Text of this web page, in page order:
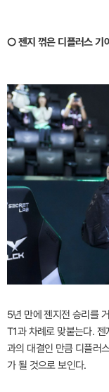
○ 젠지 꺾은 디플러스 기
5년 만에 젠지전 승리를
T1과 차례로 맞붙는다.
과의 대결인 만큼 디플러
가 될 것으로 보인다.